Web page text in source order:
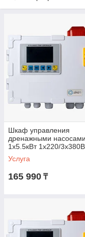
Шкаф управления
дренажными
1х5.5кВт 1х220/
D01-N05Y
Услуга
165 990 ₸